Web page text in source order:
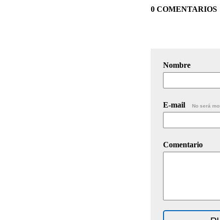
0 COMENTARIOS
Nombre
E-mail No será
Comentario